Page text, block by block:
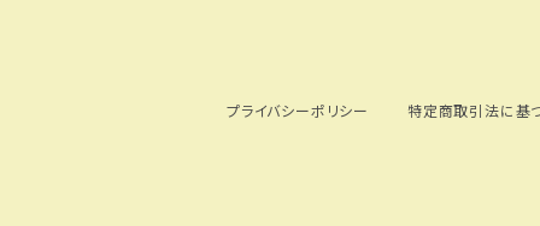
プライバシーポリシー 特定商取引法に基